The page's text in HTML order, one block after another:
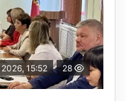
15:52 28